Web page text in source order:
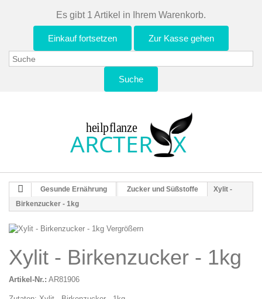
Es gibt 1 Artikel in Ihrem Warenkorb.
Einkauf fortsetzen Zur Kasse gehen
Suche
Gesunde Ernährung Zucker und Süßstoffe
Xylit -
Birkenzucker - 1kg
Vergrößern
Xylit - Birkenzucker - 1kg
Artikel-Nr.: AR81906